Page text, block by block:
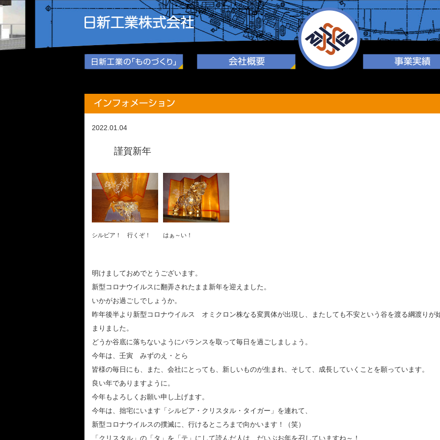
2022.01.04
謹賀新年
シルビア！ 行くぞ！ はぁ～い！
明けましておめでとうございます。
新型コロナウイルスに翻弄されたまま新年を迎えました。
いかがお過ごしでしょうか。
昨年後半より新型コロナウイルス オミクロン株なる変異体が出現し、またしても不安という谷を渡る綱渡りが
まりました。
どうか谷底に落ちないようにバランスを取って毎日を過ごしましょう。
今年は、壬寅 みずのえ・とら
皆様の毎日にも、また、会社にとっても、新しいものが生まれ、そして、成長していくことを願っています。
良い年でありますように。
今年もよろしくお願い申し上げます。
今年は、拙宅にいます「シルビア・クリスタル・タイガー」を連れて、
新型コロナウイルスの撲滅に、行けるところまで向かいます！（笑）
「クリスタル」の「タ」を「テ」にして読んだ人は、だいぶお年を召していますね～！